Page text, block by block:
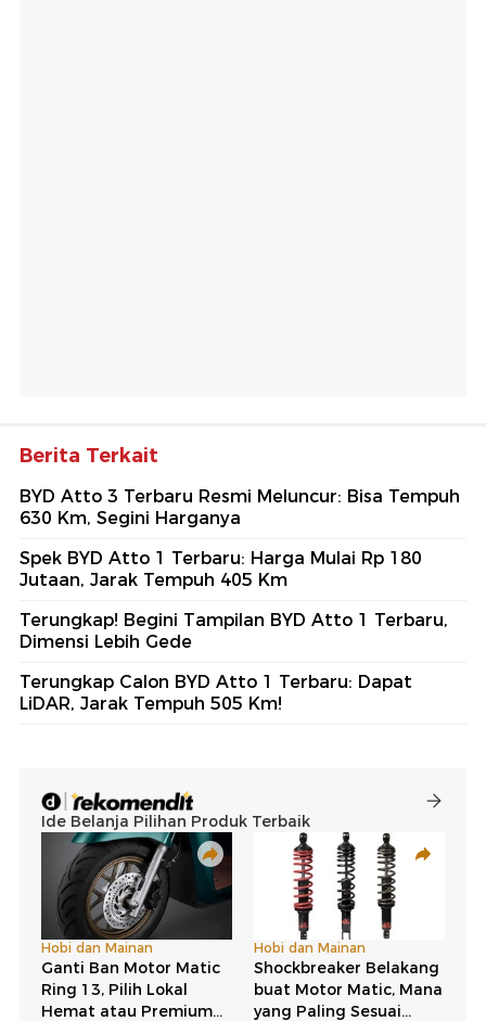
Berita Terkait
BYD Atto 3 Terbaru Resmi Meluncur: Bisa Tempuh
630 Km, Segini Harganya
Spek BYD Atto 1 Terbaru: Harga Mulai Rp 180
Jutaan, Jarak Tempuh 405 Km
Terungkap! Begini Tampilan BYD Atto 1 Terbaru,
Dimensi Lebih Gede
Terungkap Calon BYD Atto 1 Terbaru: Dapat
LiDAR, Jarak Tempuh 505 Km!